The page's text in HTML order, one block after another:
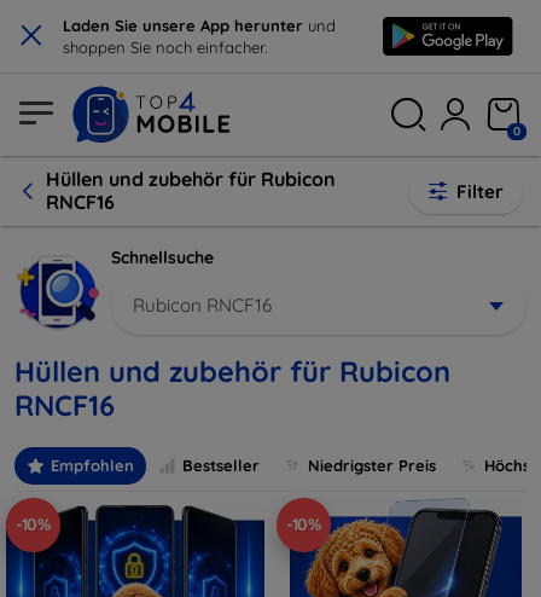
× Laden Sie unsere App herunter und
shoppen Sie noch einfacher.
0
Hüllen und zubehör für Rubicon
RNCF16
Filter
Schnellsuche
Rubicon RNCF16
Hüllen und zubehör für Rubicon
RNCF16
Empfohlen Bestseller Niedrigster Preis
-10% -10%